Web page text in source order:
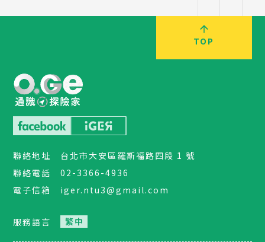
TOP
聯絡地址
台北市大安區羅斯福路四段 1 號
聯絡電話
02-3366-4936
電子信箱
iger.ntu3@gmail.com
服務語言